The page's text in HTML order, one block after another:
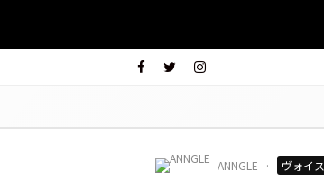
ANNGLE · ヴォイス